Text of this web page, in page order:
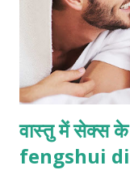
वास्तु में सेक्स
fengshui